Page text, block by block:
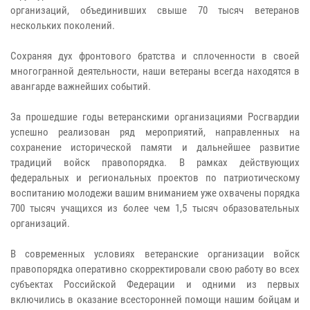
организаций, объединивших свыше 70 тысяч ветеранов
нескольких поколений.
Сохраняя дух фронтового братства и сплоченности в своей
многогранной деятельности, наши ветераны всегда находятся в
авангарде важнейших событий.
За прошедшие годы ветеранскими организациями Росгвардии
успешно реализован ряд мероприятий, направленных на
сохранение исторической памяти и дальнейшее развитие
традиций войск правопорядка. В рамках действующих
федеральных и региональных проектов по патриотическому
воспитанию молодежи вашим вниманием уже охвачены порядка
700 тысяч учащихся из более чем 1,5 тысяч образовательных
организаций.
В современных условиях ветеранские организации войск
правопорядка оперативно скорректировали свою работу во всех
субъектах Российской Федерации и одними из первых
включились в оказание всесторонней помощи нашим бойцам и